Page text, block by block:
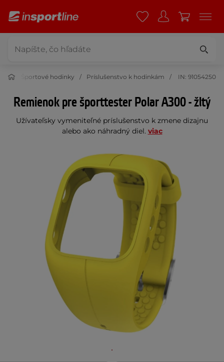
Športové hodinky Príslušenstvo k hodinkám IN: 91054250
Remienok pre športtester Polar A300 - žltý
Užívateľsky vymeniteľné príslušenstvo k zmene dizajnu
alebo ako náhradný diel. viac